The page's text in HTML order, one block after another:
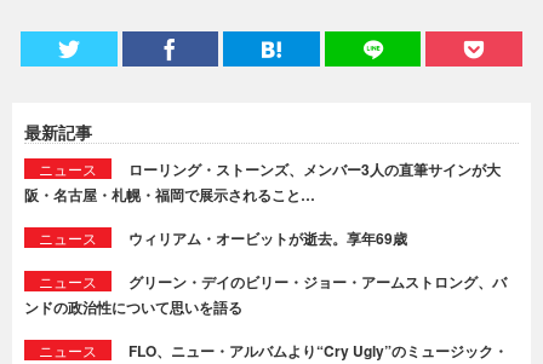
最新記事
ニュース
ローリング・ストーンズ、メンバー3人の直筆サインが大
阪・名古屋・札幌・福岡で展示されること…
ニュース ウィリアム・オービットが逝去。享年69歳
ニュース
グリーン・デイのビリー・ジョー・アームストロング、バ
ンドの政治性について思いを語る
ニュース
FLO、ニュー・アルバムより“Cry Ugly”のミュージック・